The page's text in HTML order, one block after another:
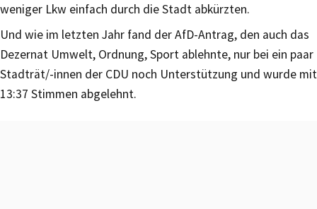
weniger Lkw einfach durch die Stadt abkürzten.
Und wie im letzten Jahr fand der AfD-Antrag, den auch das
Dezernat Umwelt, Ordnung, Sport ablehnte, nur bei ein paar
Stadträt/-innen der CDU noch Unterstützung und wurde mit
13:37 Stimmen abgelehnt.